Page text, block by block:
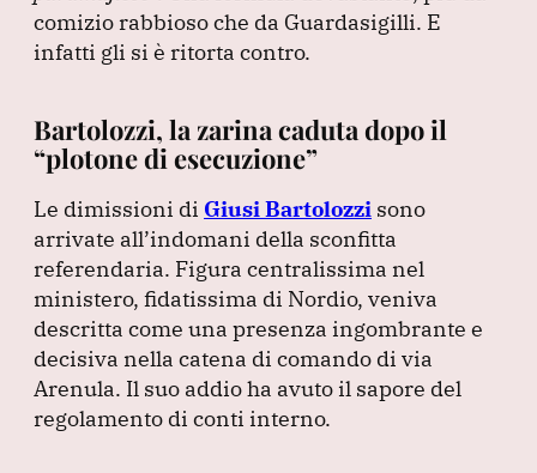
comizio rabbioso che da Guardasigilli. E
infatti gli si è ritorta contro.
Bartolozzi, la zarina caduta dopo il
“plotone di esecuzione”
Le dimissioni di Giusi Bartolozzi sono
arrivate all’indomani della sconfitta
referendaria. Figura centralissima nel
ministero, fidatissima di Nordio, veniva
descritta come una presenza ingombrante e
decisiva nella catena di comando di via
Arenula. Il suo addio ha avuto il sapore del
regolamento di conti interno.